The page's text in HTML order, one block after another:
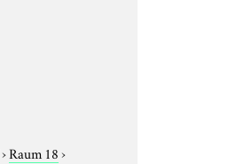
›Raum 18›